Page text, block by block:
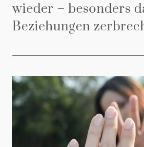
wieder – besonders
Beziehungen